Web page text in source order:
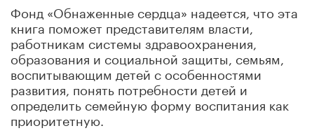
Фонд «Обнаженные сердца» надеется, что эта
книга поможет представителям власти,
работникам системы здравоохранения,
образования и социальной защиты, семьям,
воспитывающим детей с особенностями
развития, понять потребности детей и
определить семейную форму воспитания как
приоритетную.